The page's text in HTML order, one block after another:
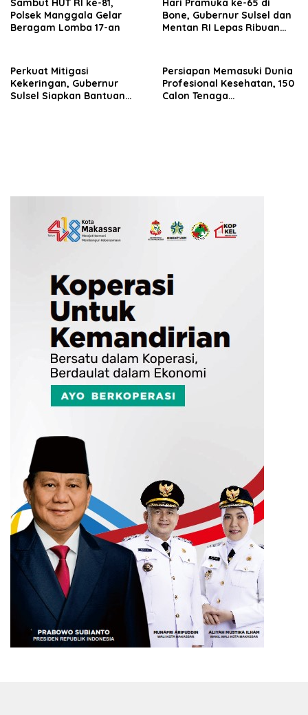
Polsek Manggala Gelar
Beragam Lomba 17-an
Bone, Gubernur Sulsel dan
Mentan RI Lepas Ribuan
Perkuat Mitigasi
Kekeringan, Gubernur
Sulsel Siapkan Bantuan
Persiapan Memasuki Dunia
Profesional Kesehatan, 150
Calon Tenaga